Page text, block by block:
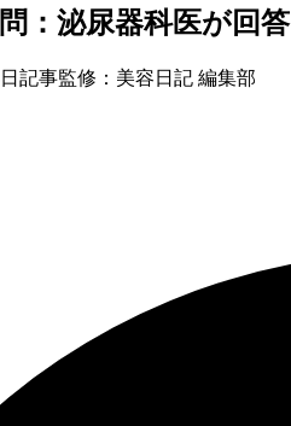
：泌尿器科医が回答
記事監修：美容日記 編集部